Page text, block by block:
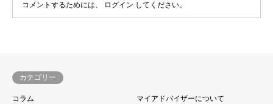
コメントするためには、 ログイン してください。
カテゴリー
コラム
マイアドバイザーについて